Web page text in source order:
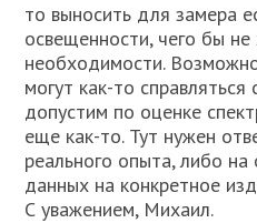
то выносить для замера
освещенности, чего бы
необходимости.
могут как-то справляться
допустим по оценке
еще как-то. Тут нужен
реального опыта, либо
данных на конкретное
С уважением, Михаил.